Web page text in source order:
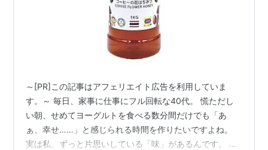
～[PR]この記事はアフェリエイト広告を利用していま
す。～ 毎日、家事に仕事にフル回転な40代。 慌ただし
い朝、せめてヨーグルトを食べる数分間だけでも「あ
ぁ、幸せ……」と感じられる時間を作りたいですよね。
実は私、ずっと片思いしている「味」があるんです。 以